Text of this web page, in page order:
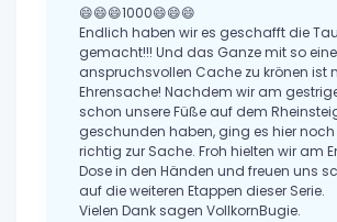
😄😄😄1000😄😄😄
Endlich haben wir es geschafft die
gemacht!!! Und das Ganze mit so
anspruchsvollen Cache zu krönen ist
Ehrensache! Nachdem wir am
schon unsere Füße auf dem
geschunden haben, ging es hier
richtig zur Sache. Froh hielten wir am
Dose in den Händen und freuen uns
auf die weiteren Etappen dieser Serie.
Vielen Dank sagen VollkornBugie.